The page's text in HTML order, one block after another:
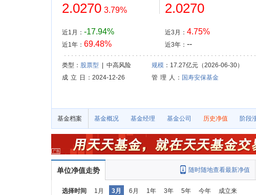
2.0270 3.79%
近1月： -17.94%
近1年： 69.48%
2.0270
近3月： 4.75%
近3年： --
类型： 股票型 | 中高风险 规模：17.27亿元（2026-06-30）
成 立 日
：2024-12-26 管 理 人 ： 国寿安保基金
基金档案 基金概况 基金经理 基金公司 历史净值 阶段
单位净值走势 随时随地查看最新净值
选择时间 1月 3月 6月 1年 3年 5年 今年 成立来